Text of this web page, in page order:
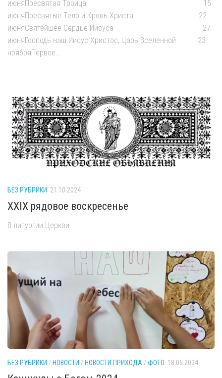
июняПресвятая Троица 15
июняПресвятые Тело и Кровь Христа 22
июняСвятейшее Сердце Иисуса 27
июняГосподь наш Иисус Христос, Царь Вселенной 23
ноябряПервое...
БЕЗ РУБРИКИ 21.10.2024
XXIX рядовое воскресенье
В литургии Церкви:
БЕЗ РУБРИКИ / НОВОСТИ / НОВОСТИ ПРИХОДА/ФОТО 18.06.2024